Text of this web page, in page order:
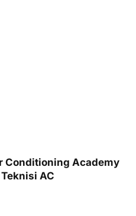
Conditioning Academy
AC